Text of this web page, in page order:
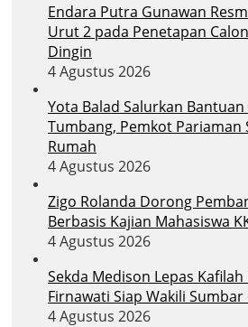
Endara Putra Gunawan
Urut 2 pada Penetapan
Dingin
4 Agustus 2026
Yota Balad Salurkan
Tumbang, Pemkot Pariaman
Rumah
4 Agustus 2026
Zigo Rolanda Dorong
Berbasis Kajian Mahasiswa
4 Agustus 2026
Sekda Medison Lepas Kafilah
Firnawati Siap Wakili
4 Agustus 2026